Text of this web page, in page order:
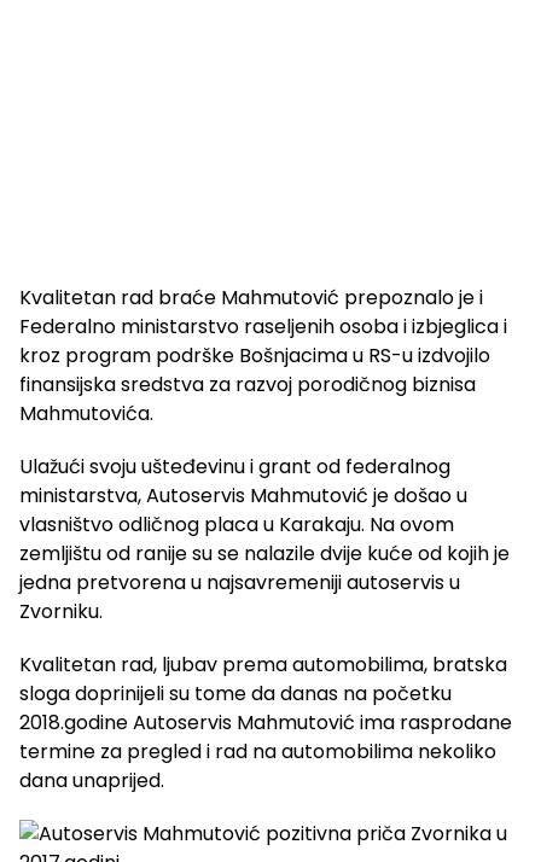
Kvalitetan rad braće Mahmutović prepoznalo je i
Federalno ministarstvo raseljenih osoba i izbjeglica i
kroz program podrške Bošnjacima u RS-u izdvojilo
finansijska sredstva za razvoj porodičnog biznisa
Mahmutovića.
Ulažući svoju ušteđevinu i grant od federalnog
ministarstva, Autoservis Mahmutović je došao u
vlasništvo odličnog placa u Karakaju. Na ovom
zemljištu od ranije su se nalazile dvije kuće od kojih je
jedna pretvorena u najsavremeniji autoservis u
Zvorniku.
Kvalitetan rad, ljubav prema automobilima, bratska
sloga doprinijeli su tome da danas na početku
2018.godine Autoservis Mahmutović ima rasprodane
termine za pregled i rad na automobilima nekoliko
dana unaprijed.